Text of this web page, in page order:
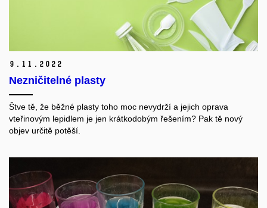
9. 11. 2022
Nezničitelné plasty
Štve tě, že běžné plasty toho moc nevydrží a jejich oprava
vteřinovým lepidlem je jen krátkodobým řešením? Pak tě nový
objev určitě potěší.